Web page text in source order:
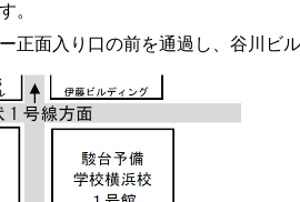
。
正面入り口の前を通過し、谷川ビル